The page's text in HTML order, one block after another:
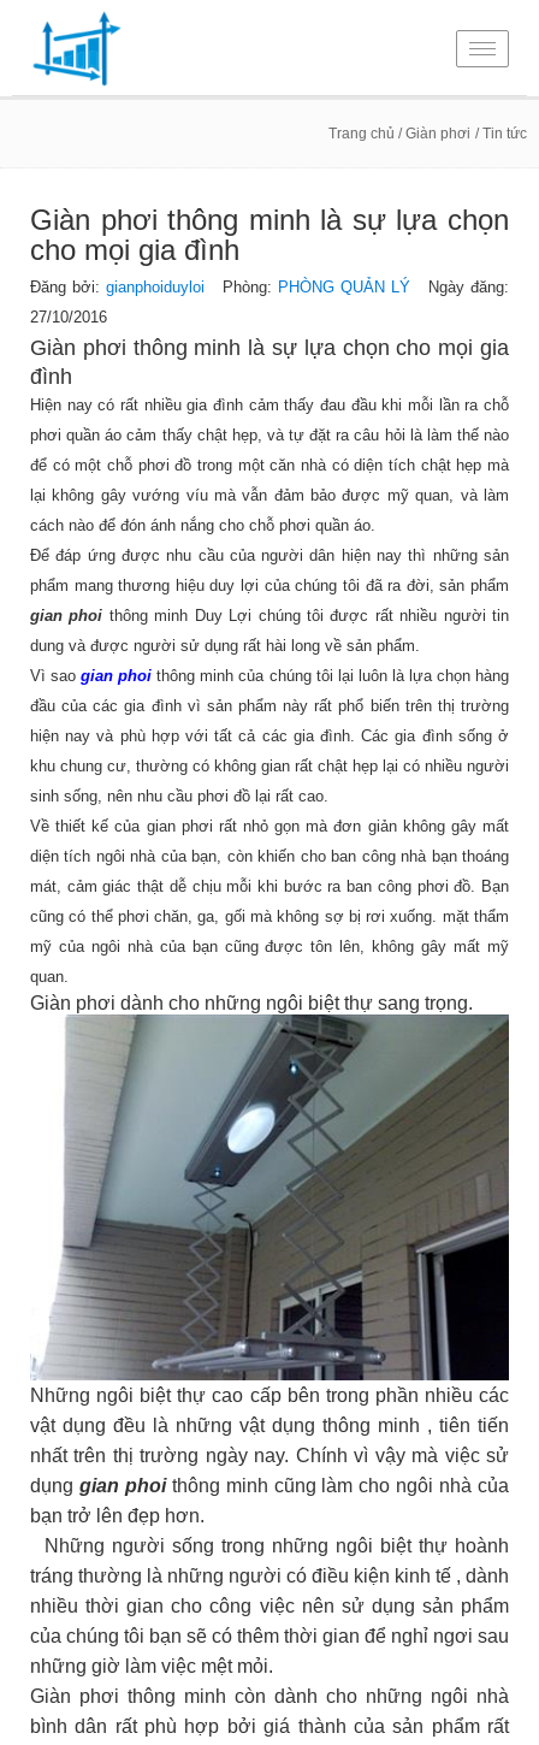
Toggle
Trang chủ / Giàn phơi / Tin tức
Giàn phơi thông minh là sự lựa chọn
cho mọi gia đình
Đăng bởi: gianphoiduyloi Phòng: PHÒNG QUẢN LÝ Ngày đăng:
27/10/2016
Giàn phơi thông minh là sự lựa chọn cho mọi gia
đình
Hiện nay có rất nhiều gia đình cảm thấy đau đầu khi mỗi lần ra chỗ
phơi quần áo cảm thấy chật hẹp, và tự đặt ra câu hỏi là làm thế nào
để có một chỗ phơi đồ trong một căn nhà có diện tích chật hẹp mà
lại không gây vướng víu mà vẫn đảm bảo được mỹ quan, và làm
cách nào để đón ánh nắng cho chỗ phơi quần áo.
Để đáp ứng được nhu cầu của người dân hiện nay thì những sản
phẩm mang thương hiệu duy lợi của chúng tôi đã ra đời, sản phẩm
gian phoi thông minh Duy Lợi chúng tôi được rất nhiều người tin
dung và được người sử dụng rất hài long về sản phẩm.
Vì saogian phoi thông minh của chúng tôi lại luôn là lựa chọn hàng
đầu của các gia đình vì sản phẩm này rất phổ biến trên thị trường
hiện nay và phù hợp với tất cả các gia đình. Các gia đình sống ở
khu chung cư, thường có không gian rất chật hẹp lại có nhiều người
sinh sống, nên nhu cầu phơi đồ lại rất cao.
Về thiết kế của gian phơi rất nhỏ gọn mà đơn giản không gây mất
diện tích ngôi nhà của bạn, còn khiến cho ban công nhà bạn thoáng
mát, cảm giác thật dễ chịu mỗi khi bước ra ban công phơi đồ. Bạn
cũng có thể phơi chăn, ga, gối mà không sợ bị rơi xuống. mặt thẩm
mỹ của ngôi nhà của bạn cũng được tôn lên, không gây mất mỹ
quan.
Giàn phơi dành cho những ngôi biệt thự sang trọng.
Những ngôi biệt thự cao cấp bên trong phần nhiều các
vật dụng đều là những vật dụng thông minh , tiên tiến
nhất trên thị trường ngày nay. Chính vì vậy mà việc sử
dụng gian phoithông minh cũng làm cho ngôi nhà của
bạn trở lên đẹp hơn.
Những người sống trong những ngôi biệt thự hoành
tráng thường là những người có điều kiện kinh tế , dành
nhiều thời gian cho công việc nên sử dụng sản phẩm
của chúng tôi bạn sẽ có thêm thời gian để nghỉ ngơi sau
những giờ làm việc mệt mỏi.
Giàn phơi thông minh còn dành cho những ngôi nhà
bình dân rất phù hợp bởi giá thành của sản phẩm rất